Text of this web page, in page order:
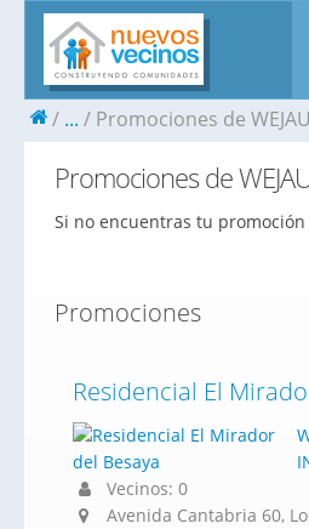
... Promociones de
Promociones de
Si no encuentras tu promoción
Promociones
Residencial El
Vecinos: 0
Avenida Cantabria 60,